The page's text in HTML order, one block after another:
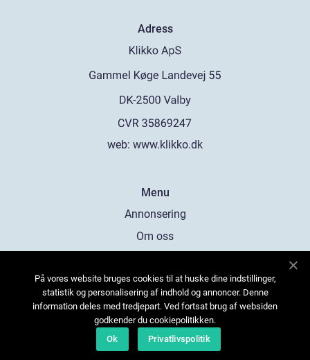
Adress
web: www.klikko.dk
Menu
Annonsering
Om oss
Kontakta oss
Sitemap
På vores website bruges cookies til at huske dine indstillinger,
statistik og personalisering af indhold og annoncer. Denne
information deles med tredjepart. Ved fortsat brug af websiden
godkender du cookiepolitikken.
Ok
Privatlivspolitik